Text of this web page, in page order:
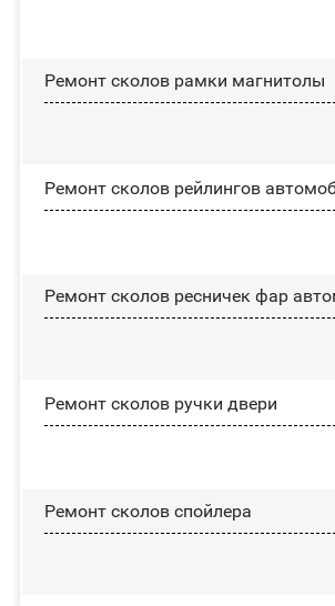
Ремонт сколов рамки магнитолы
Ремонт сколов рейлингов
Ремонт сколов ресничек фар
Ремонт сколов ручки двери
Ремонт сколов спойлера